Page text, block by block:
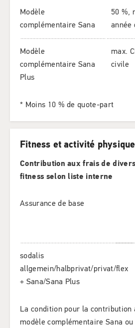
Modèle
complémentaire Sana
50 %,
année
Modèle
complémentaire Sana
Plus
max.
civile
* Moins 10 % de quote-part
Fitness et activité physique
Contribution aux frais de
fitness selon liste interne
Assurance de base
sodalis
allgemein/halbprivat/privat/flex
+ Sana/Sana Plus
La condition pour la contribution
modèle complémentaire Sana ou